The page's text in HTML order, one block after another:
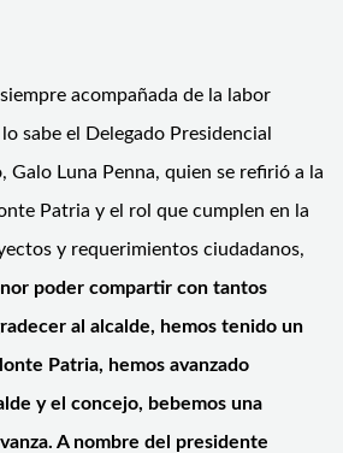
acompañada de la labor
sabe el Delegado Presidencial
Galo Luna Penna, quien se refirió a la
Patria y el rol que cumplen en la
y requerimientos ciudadanos,
poder compartir con tantos
al alcalde, hemos tenido un
Patria, hemos avanzado
y el concejo, bebemos una
A nombre del presidente